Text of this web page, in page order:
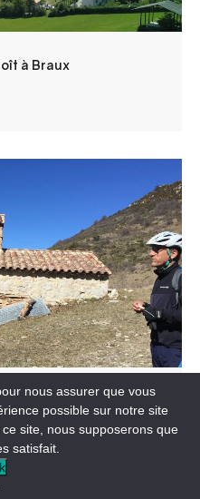
à Braux
avec le circuit n°10,
et de la TransVerdon.
nous assurer que vous
possible sur notre site
site, nous supposerons que
satisfait.